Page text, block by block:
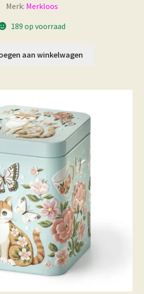
Merk: Merkloos
189 op voorraad
aan winkelwagen